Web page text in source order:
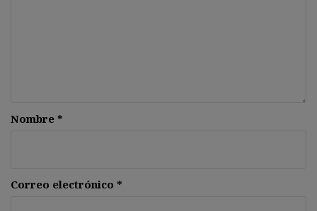
Nombre *
Correo electrónico *